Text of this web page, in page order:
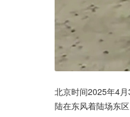
北京时间2025年4
陆在东风着陆场东